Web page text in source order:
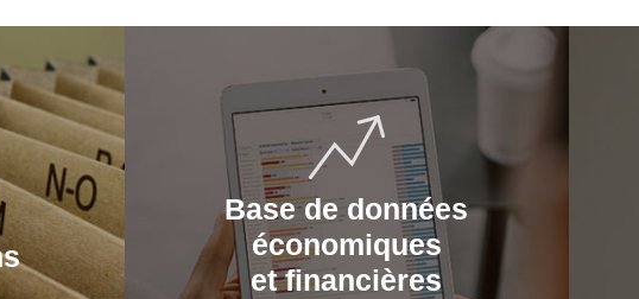
Base de données
économiques
et financières